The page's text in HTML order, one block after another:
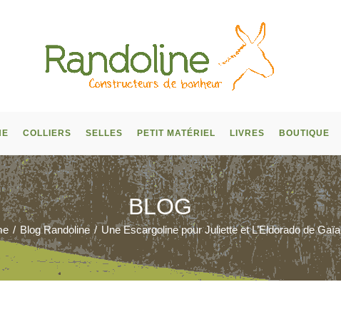
COLLIERS SELLES PETIT MATÉRIEL LIVRES BOUTIQUE
BLOG
/ Blog Randoline / Une Escargoline pour Juliette et L’Eldorado de Gaïa